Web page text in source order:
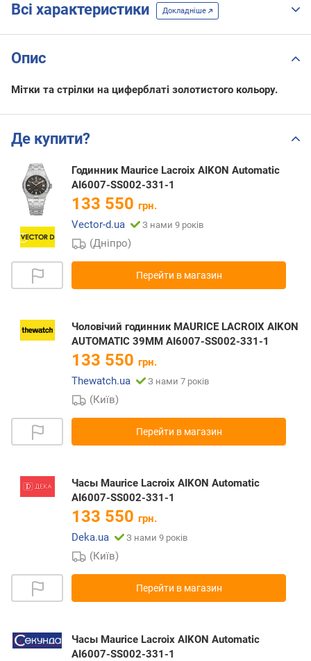
Всі характеристики Докладніше
Опис
Мітки та стрілки на циферблаті золотистого кольору.
Де купити?
Годинник Maurice Lacroix AIKON Automatic
AI6007-SS002-331-1
133 550 грн.
Vector-d.ua
З нами 9 років
(Дніпро)
Перейти в магазин
Чоловічий годинник MAURICE LACROIX AIKON
AUTOMATIC 39MM AI6007-SS002-331-1
133 550 грн.
Thewatch.ua
З нами 7 років
(Київ)
Перейти в магазин
Часы Maurice Lacroix AIKON Automatic
AI6007-SS002-331-1
133 550 грн.
Deka.ua
З нами 9 років
(Київ)
Перейти в магазин
Часы Maurice Lacroix AIKON Automatic
AI6007-SS002-331-1